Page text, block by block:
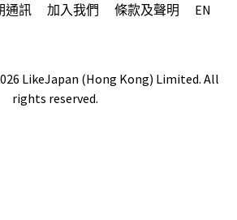
通訊 加入我們 條款及聲明 EN
LikeJapan (Hong Kong) Limited. All
rights reserved.